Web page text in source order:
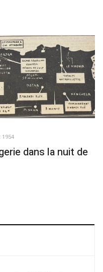
1954
dans la nuit de